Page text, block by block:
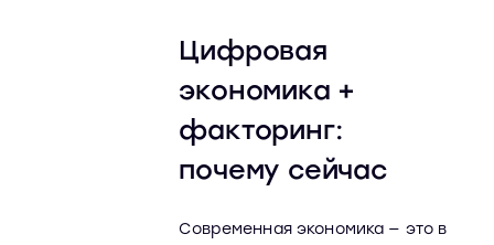
Цифровая
экономика +
факторинг:
почему сейчас
Современная экономика — это в